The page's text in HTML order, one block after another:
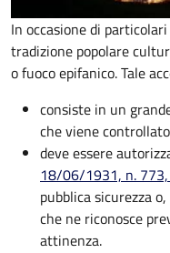
In occasione di
tradizione popolare
o fuoco epifanico.Tale
consiste in un
che viene
deve essere
18/06/1931, n.
pubblica sicurezza
che ne riconosce
attinenza.